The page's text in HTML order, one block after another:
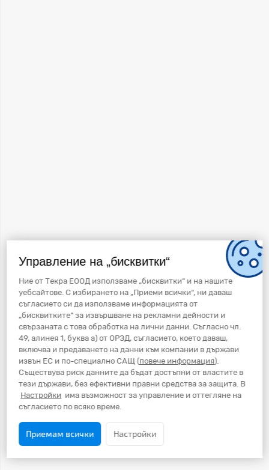
Управление на „бисквитки“
Ние от Текра ЕООД използваме „бисквитки“ и на нашите
уебсайтове. С избирането на „Приеми всички“, ни даваш
съгласието си да използваме информацията от
„бисквитките“ за извършване на рекламни дейности и
свързаната с това обработка на лични данни. Съгласно чл.
49, алинея 1, буква а) от ОРЗД, съгласието, което даваш,
включва и предаването на данни към компании в държави
извън ЕС и по-специално САЩ (повече информация).
Съществува риск данните да бъдат достъпни от властите в
тези държави, без ефективни правни средства за защита. В
Настройки има възможност за управление и оттегляне на
съгласието по всяко време.
Приемам всички Настройки